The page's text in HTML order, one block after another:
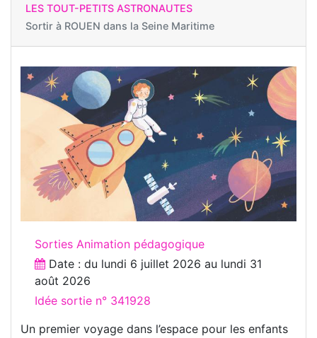
LES TOUT-PETITS ASTRONAUTES
Sortir à ROUEN dans la Seine Maritime
Sorties Animation pédagogique
Date : du lundi 6 juillet 2026 au lundi 31
août 2026
Idée sortie n° 341928
Un premier voyage dans l’espace pour les enfants